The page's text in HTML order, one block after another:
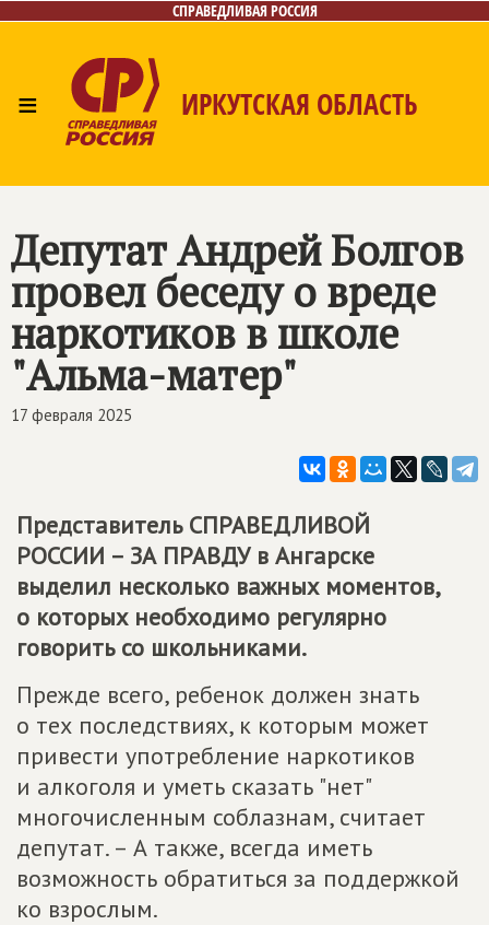
СПРАВЕДЛИВАЯ РОССИЯ
≡ ИРКУТСКАЯ ОБЛАСТЬ
Интернет-приёмная
Контакты
Депутат Андрей Болгов
провел беседу о вреде
наркотиков в школе
"Альма-матер"
17 февраля 2025
Представитель СПРАВЕДЛИВОЙ
РОССИИ – ЗА ПРАВДУ в Ангарске
выделил несколько важных моментов,
о которых необходимо регулярно
говорить со школьниками.
Прежде всего, ребенок должен знать
о тех последствиях, к которым может
привести употребление наркотиков
и алкоголя и уметь сказать "нет"
многочисленным соблазнам, считает
депутат. – А также, всегда иметь
возможность обратиться за поддержкой
ко взрослым.